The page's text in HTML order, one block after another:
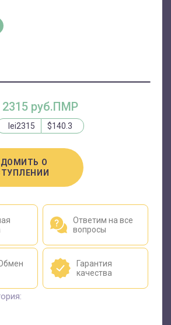
2315 руб.ПМР
lei2315 $140.3
О
Ответим на все
вопросы
Гарантия
качества